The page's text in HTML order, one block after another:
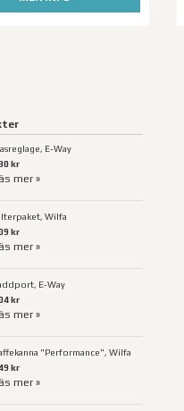
E-Way
kr
mer »
Wilfa
kr
mer »
E-Way
kr
mer »
"Performance", Wilfa
kr
mer »